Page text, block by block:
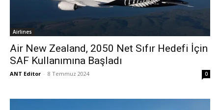
Airlines
Air New Zealand, 2050 Net Sıfır Hedefi İçin
SAF Kullanımına Başladı
ANT Editor - 8 Temmuz 2024 0